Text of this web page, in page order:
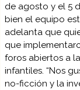
de agosto y el 5
bien el equipo
adelanta que
que
foros abiertos a
infantiles. “Nos
no-ficción y la